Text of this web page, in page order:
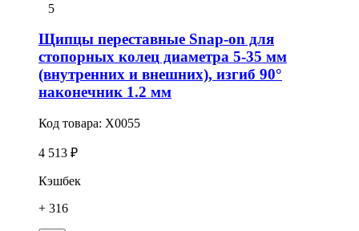
5
Щипцы переставные Snap-on для
стопорных колец диаметра 5-35 мм
(внутренних и внешних), изгиб 90°
наконечник 1.2 мм
Код товара: X0055
4 513 ₽
Кэшбек
+ 316